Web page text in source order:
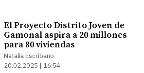
El Proyecto Distrito Joven de
Gamonal aspira a 20 millones
para 80 viviendas
Natalia Escribano
20.02.2025 | 16:54